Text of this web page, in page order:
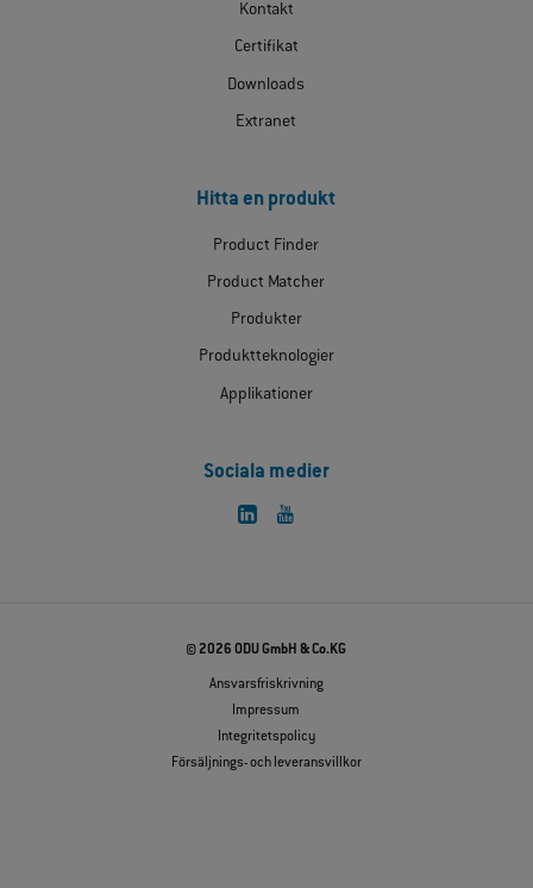
Kontakt
Certifikat
Downloads
Extranet
Hitta en produkt
Product Finder
Product Matcher
Produkter
Produktteknologier
Applikationer
Sociala medier
© 2026 ODU GmbH & Co.KG
Ansvarsfriskrivning
Impressum
Integritetspolicy
Försäljnings- och leveransvillkor